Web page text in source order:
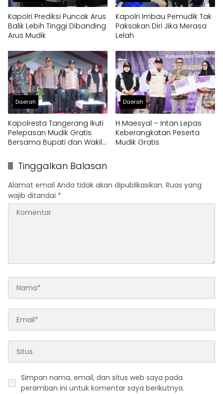
Kapolri Prediksi Puncak Arus
Balik Lebih Tinggi Dibanding
Arus Mudik
Kapolri Imbau Pemudik Tak
Paksakan Diri Jika Merasa
Lelah
Daerah
Kapolresta Tangerang Ikuti
Pelepasan Mudik Gratis
Bersama Bupati dan Wakil
Daerah
H Maesyal – Intan Lepas
Keberangkatan Peserta
Mudik Gratis
Tinggalkan Balasan
Alamat email Anda tidak akan dipublikasikan. Ruas yang
wajib ditandai *
Simpan nama, email, dan situs web saya pada
peramban ini untuk komentar saya berikutnya.